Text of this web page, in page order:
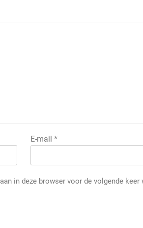
E-mail *
in deze browser voor de volgende